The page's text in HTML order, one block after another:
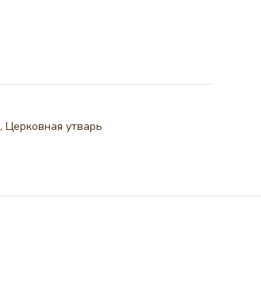
, Церковная утварь